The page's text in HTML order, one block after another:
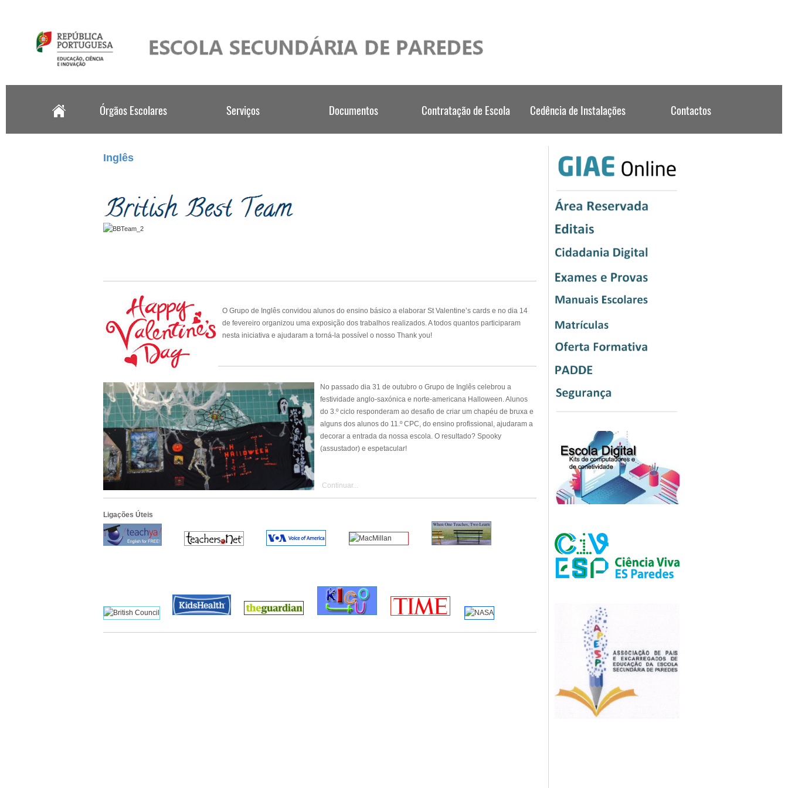
Inglês
O Grupo de Inglês convidou alunos do ensino básico a elaborar St Valentine’s cards e no dia 14
de fevereiro organizou uma exposição dos trabalhos realizados. A todos quantos participaram
nesta iniciativa e ajudaram a torná-la possível o nosso Thank you!
No passado dia 31 de outubro o Grupo de Inglês celebrou a
festividade anglo-saxónica e norte-americana Halloween. Alunos
do 3.º ciclo responderam ao desafio de criar um chapéu de bruxa e
alguns dos alunos do 11.º CPC, do ensino profissional, ajudaram a
decorar a entrada da nossa escola. O resultado? Spooky
(assustador) e espetacular!
Continuar...
Ligações Úteis